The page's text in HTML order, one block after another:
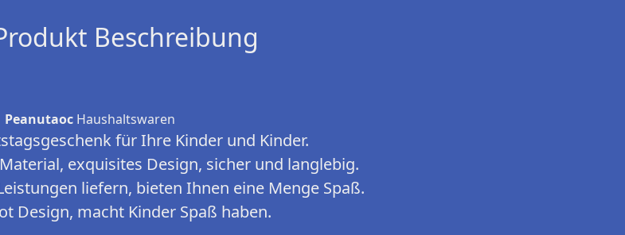
Beschreibung
PeanutaocHaushaltswaren
für Ihre Kinder und Kinder.
exquisites Design, sicher und langlebig.
liefern, bieten Ihnen eine Menge Spaß.
Design, macht Kinder Spaß haben.